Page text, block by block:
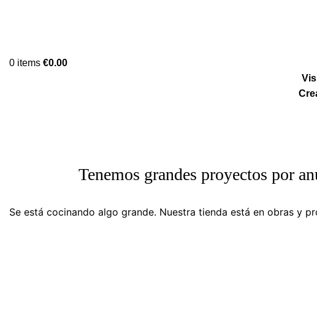
0 items €0.00
Tenemos grandes proyectos por
Se está cocinando algo grande. Nuestra tienda está en obras y